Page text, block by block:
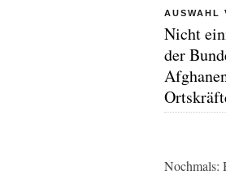
AUSWAHL
Nicht
der
Nochmals: